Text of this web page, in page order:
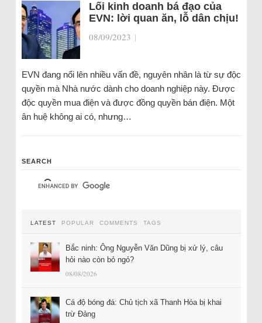
Lối kinh doanh bá đạo của
EVN: lời quan ăn, lỗ dân chịu!
08/09/2023 |
EVN đang nổi lên nhiều vấn đề, nguyên nhân là từ sự độc
quyền mà Nhà nước dành cho doanh nghiệp này. Được
độc quyền mua điện và được đồng quyền bán điện. Một
ân huệ không ai có, nhưng…
SEARCH
LATEST POPULAR COMMENTS TAGS
Bắc ninh: Ông Nguyễn Văn Dũng bị xử lý, câu
hỏi nào còn bỏ ngỏ?
08/08/2026
Cá độ bóng đá: Chủ tịch xã Thanh Hóa bị khai
trừ Đảng